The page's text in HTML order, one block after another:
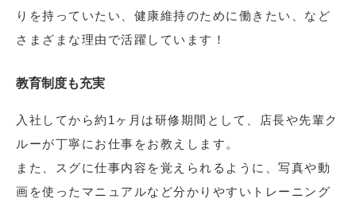
りを持っていたい、健康維持のために働きたい、など
さまざまな理由で活躍しています！
教育制度も充実
入社してから約1ヶ月は研修期間として、店長や先輩ク
ルーが丁寧にお仕事をお教えします。
また、スグに仕事内容を覚えられるように、写真や動
画を使ったマニュアルなど分かりやすいトレーニング